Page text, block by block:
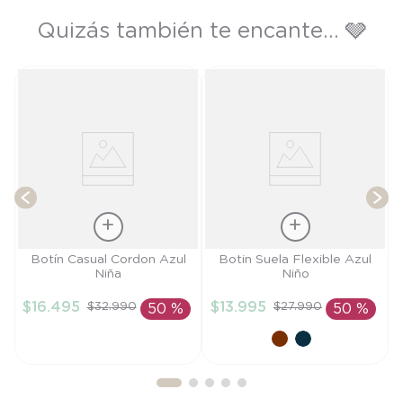
Quizás también te encante... 🩶
Talla
AÑADIR AL
Botín Casual Cordon Azul
Niña
$16.495 $32.990 50 %
Talla
AÑADIR AL
CARRITO
Botin Suela Flexible Azul
Niño
$13.995 $27.990 50 %